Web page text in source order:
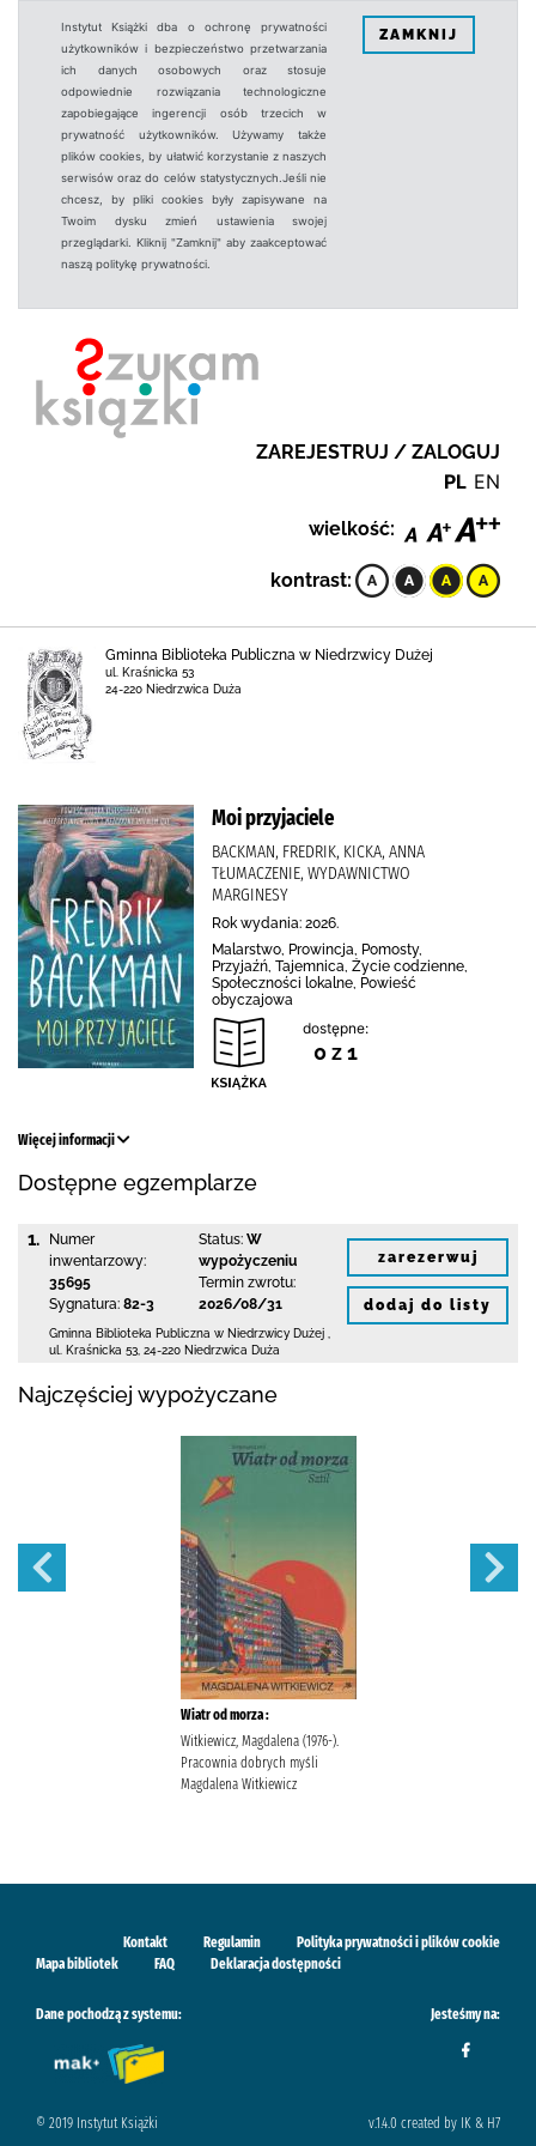
Instytut Książki dba o ochronę prywatności
użytkowników i bezpieczeństwo przetwarzania
ich danych osobowych oraz stosuje
odpowiednie rozwiązania technologiczne
zapobiegające ingerencji osób trzecich w
prywatność użytkowników. Używamy także
plików cookies, by ułatwić korzystanie z naszych
serwisów oraz do celów statystycznych.Jeśli nie
chcesz, by pliki cookies były zapisywane na
Twoim dysku zmień ustawienia swojej
przeglądarki. Kliknij "Zamknij" aby zaakceptować
naszą politykę prywatności.
ZAMKNIJ
ZAREJESTRUJ / ZALOGUJ
PL EN
wielkość:
kontrast:
Gminna Biblioteka Publiczna w Niedrzwicy Dużej
ul. Kraśnicka 53
24-220 Niedrzwica Duża
Moi przyjaciele
BACKMAN, FREDRIK, KICKA, ANNA
TŁUMACZENIE, WYDAWNICTWO
MARGINESY
Rok wydania: 2026.
Malarstwo, Prowincja, Pomosty,
Przyjaźń, Tajemnica, Życie codzienne,
Społeczności lokalne, Powieść
obyczajowa
dostępne:
0 z 1
Więcej informacji
Dostępne egzemplarze
1.
Numer
inwentarzowy:
35695
Sygnatura: 82-3
Status: W
wypożyczeniu
Termin zwrotu:
2026/08/31
Gminna Biblioteka Publiczna w Niedrzwicy Dużej
ul. Kraśnicka 53 24-220 Niedrzwica Duża
zarezerwuj
dodaj do listy
Najczęściej wypożyczane
Wiatr od morza :
Witkiewicz, Magdalena (1976-).
Pracownia dobrych myśli
Magdalena Witkiewicz
Kontakt Regulamin
Polityka prywatności i plików cookie
Mapa bibliotek
FAQ Deklaracja dostępności
Dane pochodzą z systemu: Jesteśmy na:
© 2019 Instytut Książki v.1.4.0 created by IK & H7